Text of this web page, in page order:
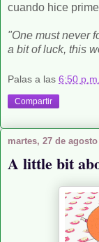
cuando hice
"One must never
a bit of luck, this
Palas a las 6:50 p.m.
Compartir
martes, 27 de agosto
A little bit